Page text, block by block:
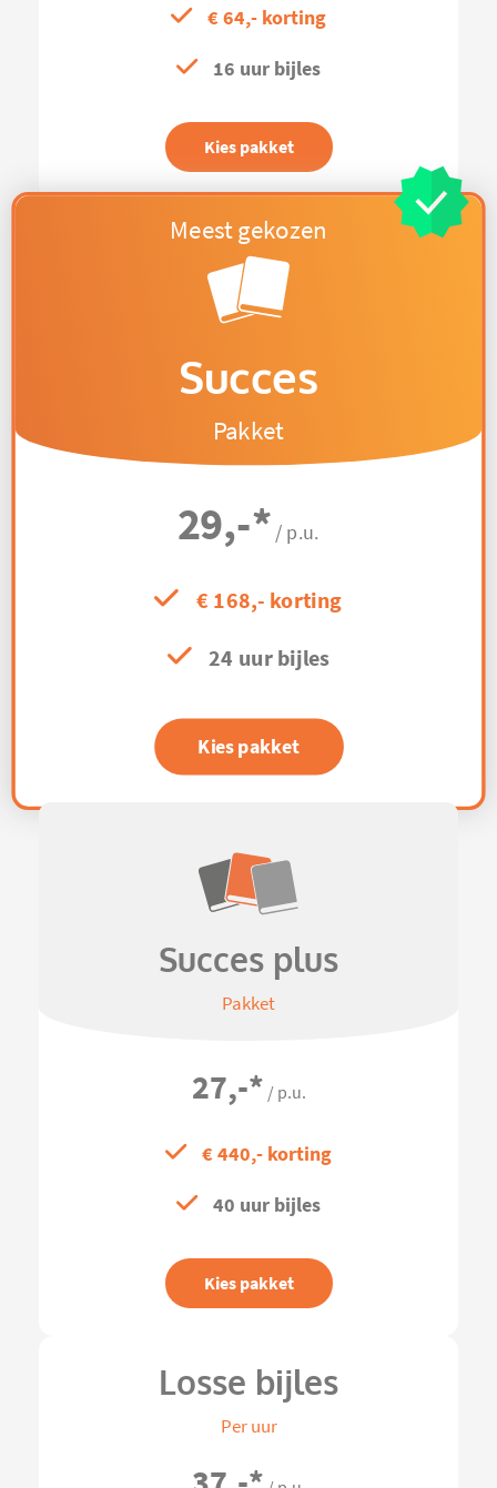
€ 64,- korting
16 uur bijles
Kies pakket
Succes
Pakket
29,-* / p.u.
€ 168,- korting
24 uur bijles
Kies pakket
Succes plus
Pakket
27,-* / p.u.
€ 440,- korting
40 uur bijles
Kies pakket
Losse bijles
Per uur